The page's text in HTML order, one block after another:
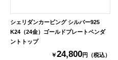
シェリダンカービング シルバー925
K24（24金）ゴールドプレートペンダ
ントトップ
￥24,800円（税込）